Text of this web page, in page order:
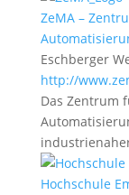
ZeMA –
Eschberger
http://
Das Zentrum
Hochschule